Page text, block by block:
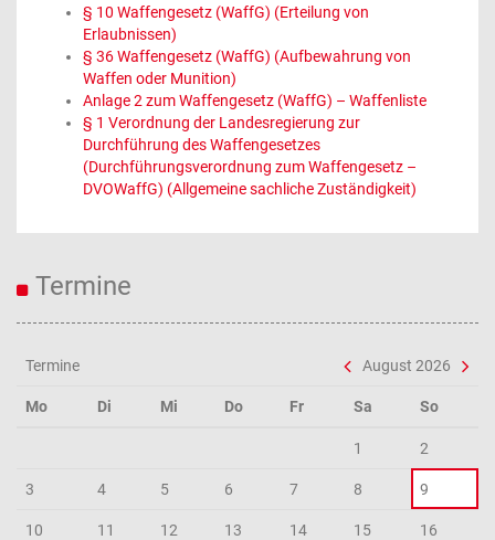
§ 10 Waffengesetz (WaffG) (Erteilung von
Erlaubnissen)
§ 36 Waffengesetz (WaffG) (Aufbewahrung von
Waffen oder Munition)
Anlage 2 zum Waffengesetz (WaffG) – Waffenliste
§ 1 Verordnung der Landesregierung zur
Durchführung des Waffengesetzes
(Durchführungsverordnung zum Waffengesetz –
DVOWaffG) (Allgemeine sachliche Zuständigkeit)
Termine
Termine August 2026
Mo Di Mi Do Fr Sa So
1 2
3 4 5 6 7 8 9
10 11 12 13 14 15 16